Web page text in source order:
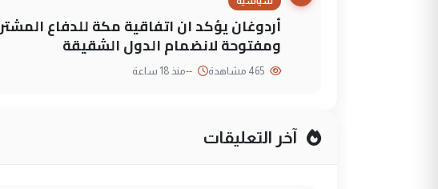
أردوغان يؤكد ان اتفاقية مكة للدفاع
ومفتوحة لانضمام الدول الشقيقة
--منذ 18 ساعة
آخر التعليقات